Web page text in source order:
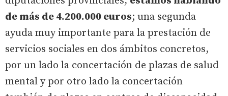
de más de 4.200.000 euros; una segunda
ayuda muy importante para la prestación de
servicios sociales en dos ámbitos concretos,
por un lado la concertación de plazas de salud
mental y por otro lado la concertación